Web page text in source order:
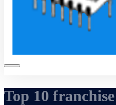
Top 10